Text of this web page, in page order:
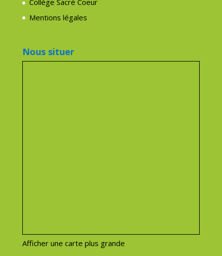
Collège Sacré Coeur
Mentions légales
Nous situer
Afficher une carte plus grande